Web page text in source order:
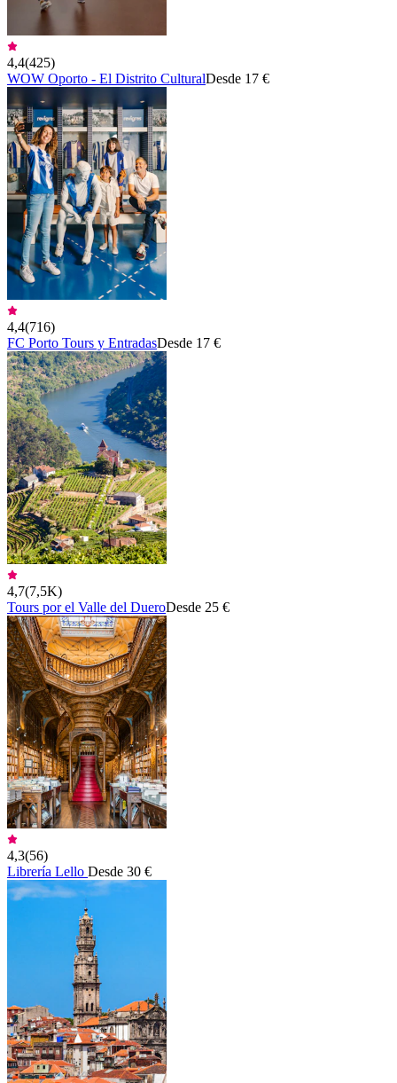
4,4(425)
WOW Oporto - El Distrito CulturalDesde 17 €
4,4(716)
FC Porto Tours y EntradasDesde 17 €
4,7(7,5K)
Tours por el Valle del DueroDesde 25 €
4,3(56)
Librería Lello Desde 30 €